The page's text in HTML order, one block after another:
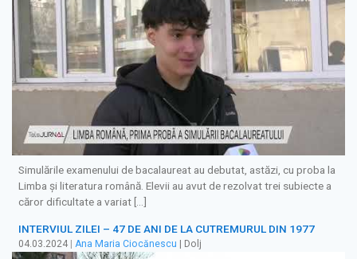
Simulările examenului de bacalaureat au debutat, astăzi, cu proba la
Limba și literatura română. Elevii au avut de rezolvat trei subiecte a
căror dificultate a variat […]
INTERVIUL ZILEI – 47 DE ANI DE LA CUTREMURUL DIN 1977
04.03.2024 Ana Maria Ciocănescu | Dolj